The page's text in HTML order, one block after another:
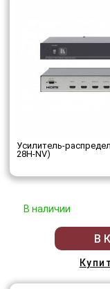
Усилитель-
28H-NV)
В наличии
В